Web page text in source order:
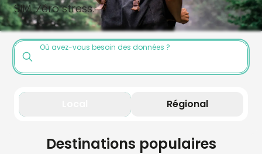
SIM. Zéro stress.
Où avez-vous besoin des données ?
Régional
Destinations populaires